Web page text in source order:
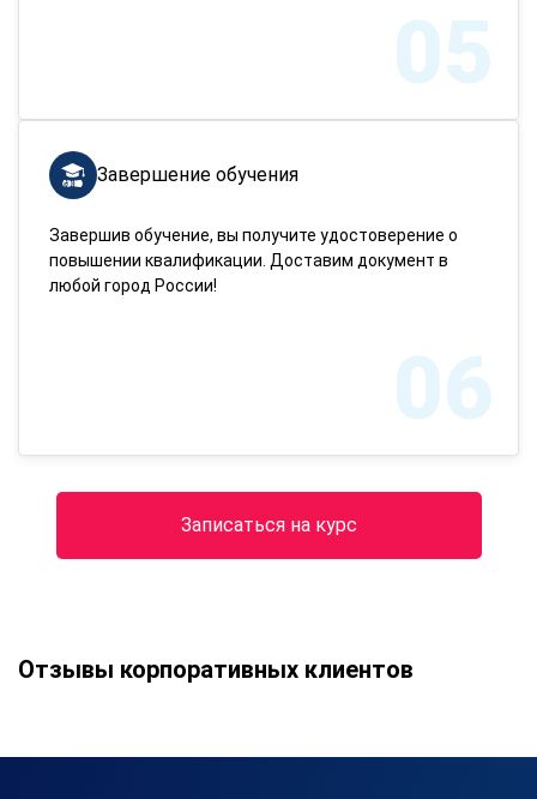
05
Завершение обучения
Завершив обучение, вы получите удостоверение о
повышении квалификации. Доставим документ в
любой город России!
06
Записаться на курс
Отзывы корпоративных клиентов